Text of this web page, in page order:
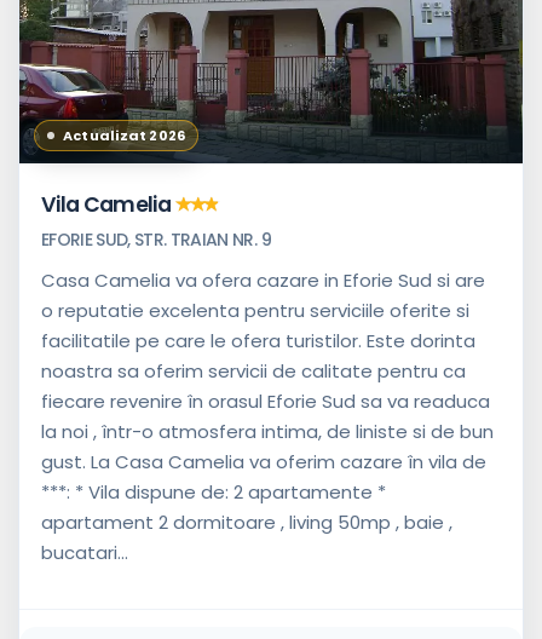
Actualizat 2026
Vila Camelia
EFORIE SUD, STR. TRAIAN NR. 9
Casa Camelia va ofera cazare in Eforie Sud si are
o reputatie excelenta pentru serviciile oferite si
facilitatile pe care le ofera turistilor. Este dorinta
noastra sa oferim servicii de calitate pentru ca
fiecare revenire în orasul Eforie Sud sa va readuca
la noi , într-o atmosfera intima, de liniste si de bun
gust. La Casa Camelia va oferim cazare în vila de
***: * Vila dispune de: 2 apartamente *
apartament 2 dormitoare , living 50mp , baie ,
bucatari...